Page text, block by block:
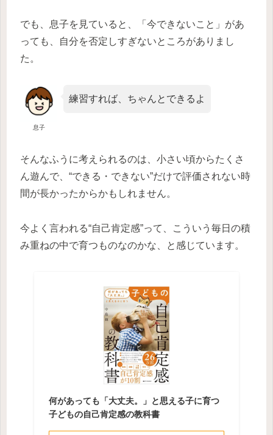
でも、息子を見ていると、「今できないこと」があ
っても、自分を否定しすぎないところがありまし
た。
息子
練習すれば、ちゃんとできるよ
そんなふうに考えられるのは、小さい頃からたくさ
ん遊んで、“できる・できない”だけで評価されない時
間が長かったからかもしれません。
今よく言われる“自己肯定感”って、こういう毎日の積
み重ねの中で育つものなのかな、と感じています。
何があっても「大丈夫。」と思える子に育つ
子どもの自己肯定感の教科書